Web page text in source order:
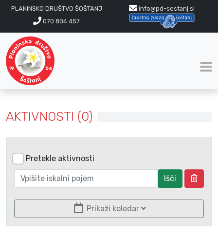
PLANINSKO DRUŠTVO ŠOŠTANJ
info@pd-sostanj.si
070 804 457
AKTIVNOSTI (0)
Pretekle aktivnosti
Išči
Prikaži koledar